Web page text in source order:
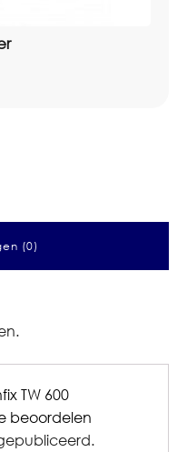
(0)
TW 600
beoordelen